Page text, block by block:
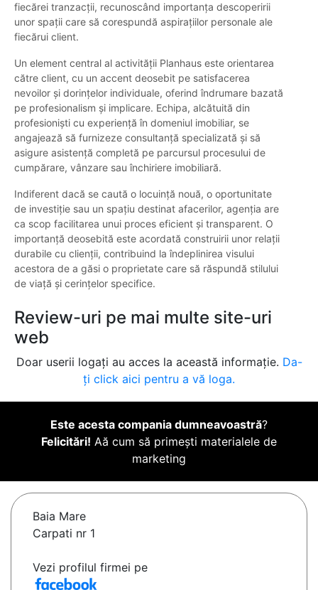
fiecărei tranzacții, recunoscând importanța descoperirii
unor spații care să corespundă aspirațiilor personale ale
fiecărui client.
Un element central al activității Planhaus este orientarea
către client, cu un accent deosebit pe satisfacerea
nevoilor și dorințelor individuale, oferind îndrumare bazată
pe profesionalism și implicare. Echipa, alcătuită din
profesioniști cu experiență în domeniul imobiliar, se
angajează să furnizeze consultanță specializată și să
asigure asistență completă pe parcursul procesului de
cumpărare, vânzare sau închiriere imobiliară.
Indiferent dacă se caută o locuință nouă, o oportunitate
de investiție sau un spațiu destinat afacerilor, agenția are
ca scop facilitarea unui proces eficient și transparent. O
importanță deosebită este acordată construirii unor relații
durabile cu clienții, contribuind la îndeplinirea visului
acestora de a găsi o proprietate care să răspundă stilului
de viață și cerințelor specifice.
Review-uri pe mai multe site-uri
web
Doar userii logați au acces la această informație. Da-
ți click aici pentru a vă loga.
Este acesta compania dumneavoastră?
Felicitări! Aă cum să primești materialele de
marketing
Baia Mare
Carpati nr 1
Vezi profilul firmei pe